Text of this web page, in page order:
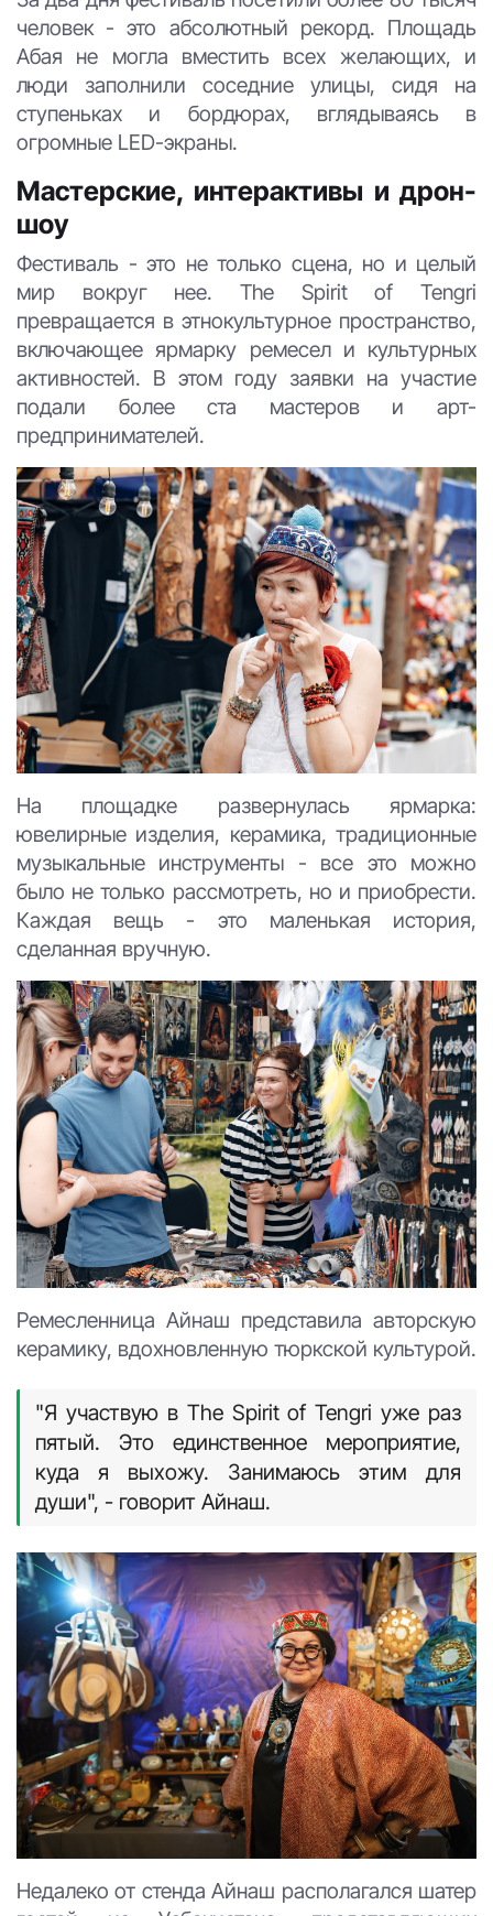
человек - это абсолютный рекорд. Площадь
Абая не могла вместить всех желающих, и
люди заполнили соседние улицы, сидя на
ступеньках и бордюрах, вглядываясь в
огромные LED-экраны.
Мастерские, интерактивы и дрон-
шоу
Фестиваль - это не только сцена, но и целый
мир вокруг нее. The Spirit of Tengri
превращается в этнокультурное пространство,
включающее ярмарку ремесел и культурных
активностей. В этом году заявки на участие
подали более ста мастеров и арт-
предпринимателей.
На площадке развернулась ярмарка:
ювелирные изделия, керамика, традиционные
музыкальные инструменты - все это можно
было не только рассмотреть, но и приобрести.
Каждая вещь - это маленькая история,
сделанная вручную.
Ремесленница Айнаш представила авторскую
керамику, вдохновленную тюркской культурой.
"Я участвую в The Spirit of Tengri уже раз
пятый. Это единственное мероприятие,
куда я выхожу. Занимаюсь этим для
души", - говорит Айнаш.
Недалеко от стенда Айнаш располагался шатер